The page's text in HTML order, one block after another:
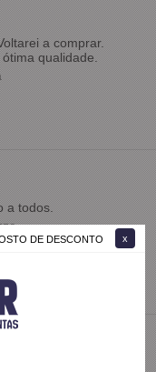
DE DESCONTO
a comprar.
qualidade.
a todos.